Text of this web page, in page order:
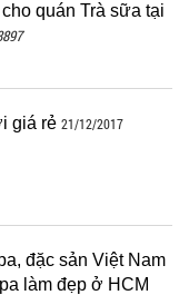
quán Trà sữa tại
giá rẻ 21/12/2017
đặc sản Việt Nam
làm đẹp ở HCM